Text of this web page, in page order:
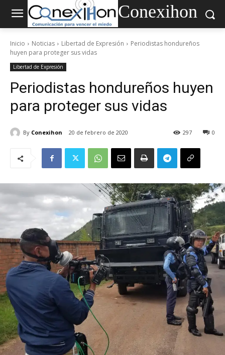
Conexihon
Inicio Noticias Libertad de Expresión
Periodistas hondureños
huyen para proteger sus vidas
Libertad de Expresión
Periodistas hondureños huyen
para proteger sus vidas
By Conexihon 20 de febrero de 2020 0
297